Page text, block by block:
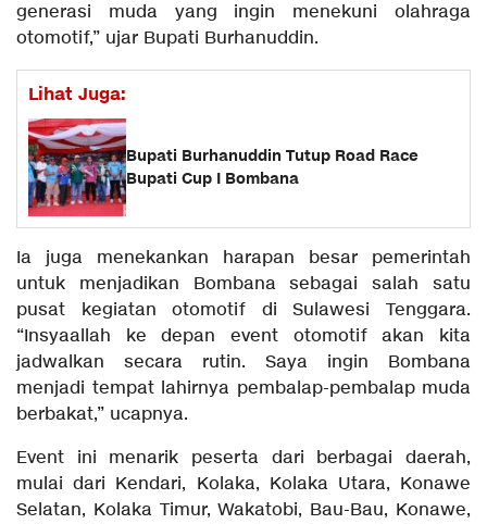
generasi muda yang ingin menekuni olahraga
otomotif,” ujar Bupati Burhanuddin.
Lihat Juga:
Bupati Burhanuddin Tutup Road Race
Bupati Cup I Bombana
Ia juga menekankan harapan besar pemerintah
untuk menjadikan Bombana sebagai salah satu
pusat kegiatan otomotif di Sulawesi Tenggara.
“Insyaallah ke depan event otomotif akan kita
jadwalkan secara rutin. Saya ingin Bombana
menjadi tempat lahirnya pembalap-pembalap muda
berbakat,” ucapnya.
Event ini menarik peserta dari berbagai daerah,
mulai dari Kendari, Kolaka, Kolaka Utara, Konawe
Selatan, Kolaka Timur, Wakatobi, Bau-Bau, Konawe,